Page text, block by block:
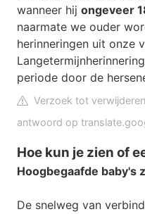
wanneer hij ongeveer
naarmate we ouder
herinneringen uit onze
periode door de
Verzoek tot
antwoord op
Hoe kun je zien of
Hoogbegaafde baby's
De snelweg van